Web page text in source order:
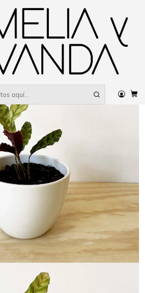
Decorativas Calathea Insignis